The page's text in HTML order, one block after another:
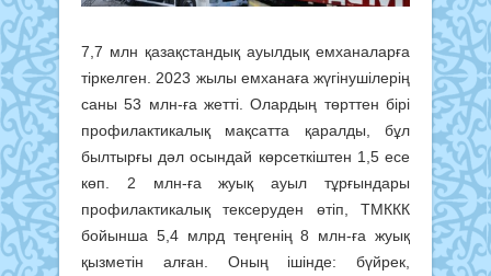
7,7 млн қазақстандық ауылдық емханаларға
тіркелген. 2023 жылы емханаға жүгінушілерің
саны 53 млн-ға жетті. Олардың төрттен бірі
профилактикалық мақсатта қаралды, бұл
былтырғы дәл осындай көрсеткіштен 1,5 есе
көп. 2 млн-ға жуық ауыл тұрғындары
профилактикалық тексеруден өтіп, ТМККК
бойынша 5,4 млрд теңгенің 8 млн-ға жуық
қызметін алған. Оның ішінде: бүйрек,